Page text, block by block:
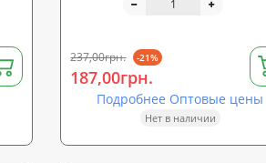
237,00грн. -21%
187,00грн.
Подробнее Оптовые цены
Нет в наличии